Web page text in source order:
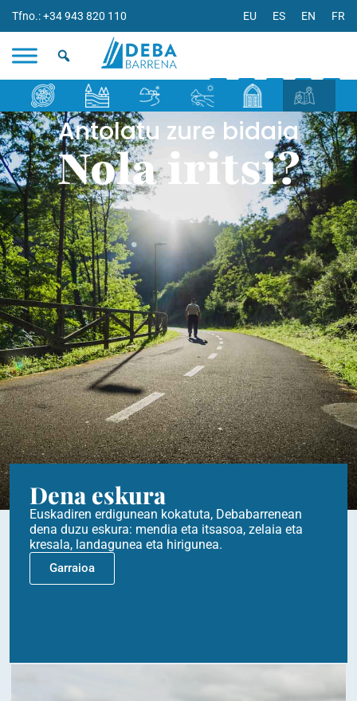
Tfno.: +34 943 820 110 EU ES EN FR
Antolatu zure bidaia
Nola iritsi?
Dena eskura
Euskadiren erdigunean kokatuta, Debabarrenean
dena duzu eskura: mendia eta itsasoa, zelaia eta
kresala, landagunea eta hirigunea.
Garraioa